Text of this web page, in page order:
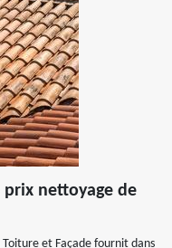
prix nettoyage de
et Façade fournit dans